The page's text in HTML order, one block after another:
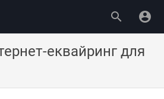
еквайринг для